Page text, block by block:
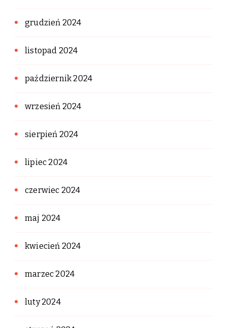
grudzień 2024
listopad 2024
październik 2024
wrzesień 2024
sierpień 2024
lipiec 2024
czerwiec 2024
maj 2024
kwiecień 2024
marzec 2024
luty 2024